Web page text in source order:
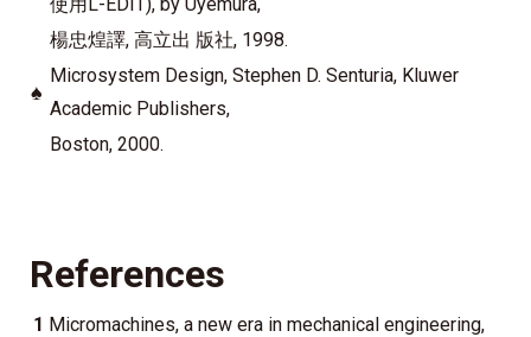
楊忠煌譯, 高立出 版社, 1998.
♠
Microsystem Design, Stephen D. Senturia, Kluwer
Academic Publishers,
Boston, 2000.
References
1 Micromachines, a new era in mechanical engineering,